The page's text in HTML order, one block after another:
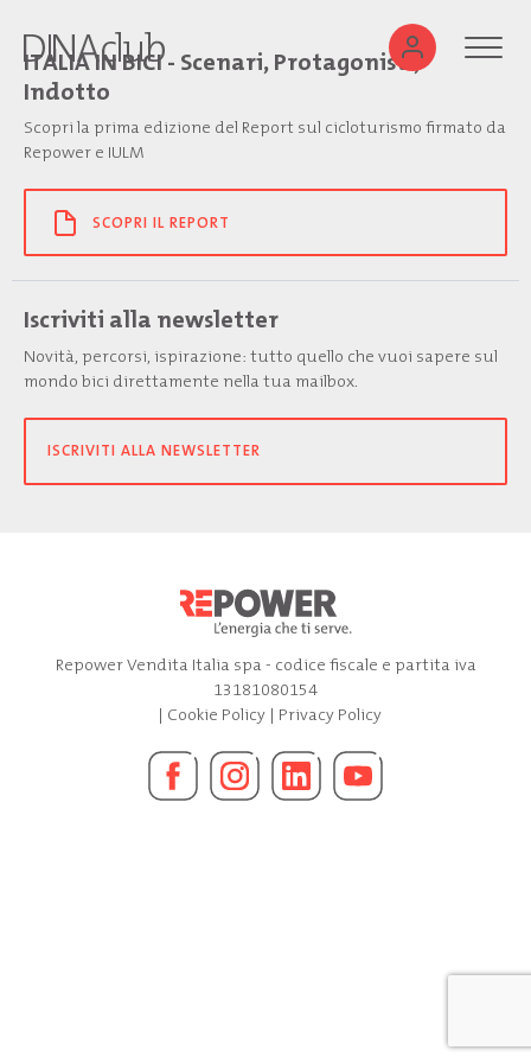
ITALIA IN BICI - Scenari, Protagonisti,
Indotto
Scopri la prima edizione del Report sul cicloturismo firmato da
Repower e IULM
SCOPRI IL REPORT
Iscriviti alla newsletter
Novità, percorsi, ispirazione: tutto quello che vuoi sapere sul
mondo bici direttamente nella tua mailbox.
ISCRIVITI ALLA NEWSLETTER
Repower Vendita Italia spa - codice fiscale e partita iva
13181080154
| Cookie Policy| Privacy Policy